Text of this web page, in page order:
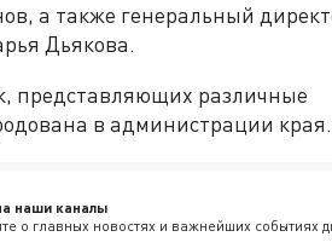
а также генеральный
Дьякова.
представляющих различные
в администрации края.
наши каналы
о главных новостях и важнейших событиях